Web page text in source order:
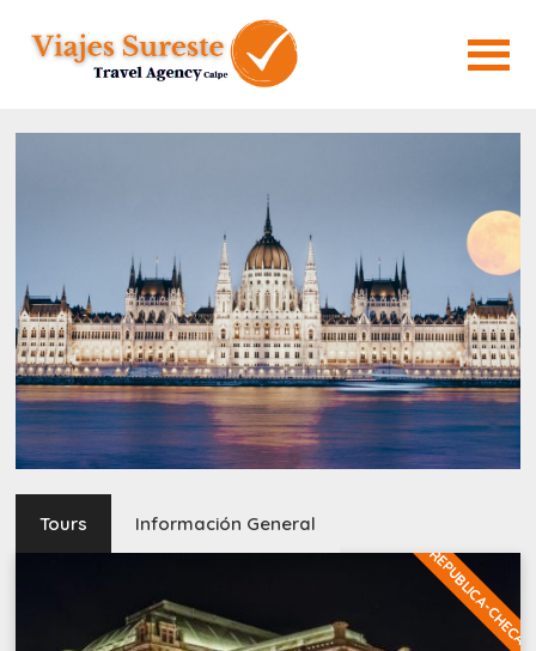
Tours Información General
REPUBLICA-CHECA